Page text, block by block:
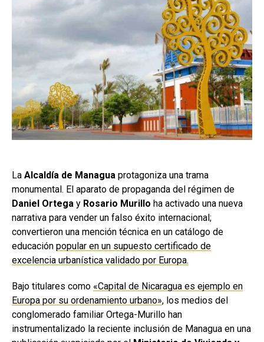
La Alcaldía de Managua protagoniza una trama
monumental. El aparato de propaganda del régimen de
Daniel Ortega y Rosario Murillo ha activado una nueva
narrativa para vender un falso éxito internacional;
convertieron una mención técnica en un catálogo de
educación popular en un supuesto certificado de
excelencia urbanística validado por Europa.
Bajo titulares como «Capital de Nicaragua es ejemplo en
Europa por su ordenamiento urbano», los medios del
conglomerado familiar Ortega-Murillo han
instrumentalizado la reciente inclusión de Managua en una